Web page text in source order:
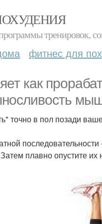
тренировок,
фитнес для
как
точно в пол позади
плавно опустите